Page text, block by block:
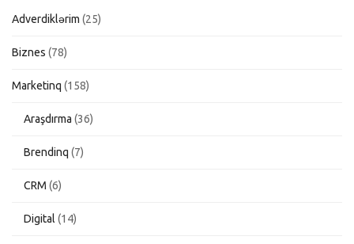
Adverdiklərim (25)
Biznes (78)
Marketinq (158)
Araşdırma (36)
Brendinq (7)
CRM (6)
Digital (14)